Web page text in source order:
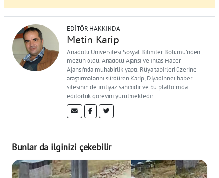
EDITÖR HAKKINDA
Metin Karip
Anadolu Üniversitesi Sosyal Bilimler Bölümü'nden
mezun oldu. Anadolu Ajansı ve İhlas Haber
Ajansı'nda muhabirlik yaptı. Rüya tabirleri üzerine
araştırmalarını sürdüren Karip, Diyadinnet haber
sitesinin de imtiyaz sahibidir ve bu platformda
editörlük görevini yürütmektedir.
Bunlar da ilginizi çekebilir